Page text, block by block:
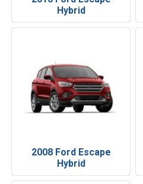
Hybrid
2008 Ford Escape
Hybrid